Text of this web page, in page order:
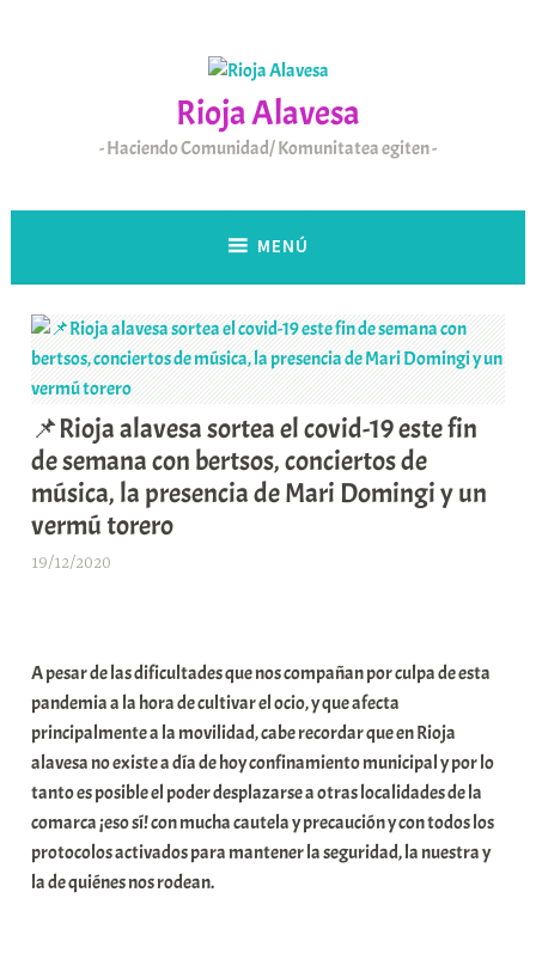
Rioja Alavesa
Haciendo Comunidad/ Komunitatea egiten
MENÚ
📌Rioja alavesa sortea el covid-19 este fin
de semana con bertsos, conciertos de
música, la presencia de Mari Domingi y un
vermú torero
19/12/2020
a
r
E
r
r
i
o
x
A pesar de las dificultades que nos compañan por culpa de esta
pandemia a la hora de cultivar el ocio, y que afecta
principalmente a la movilidad, cabe recordar que en Rioja
alavesa no existe a día de hoy confinamiento municipal y por lo
tanto es posible el poder desplazarse a otras localidades de la
comarca ¡eso sí! con mucha cautela y precaución y con todos los
protocolos activados para mantener la seguridad, la nuestra y
la de quiénes nos rodean.